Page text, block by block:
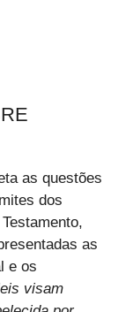
as questões
dos
as
e os
visam